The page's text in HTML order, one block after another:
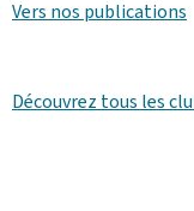
Vers nos publications
Découvrez tous les